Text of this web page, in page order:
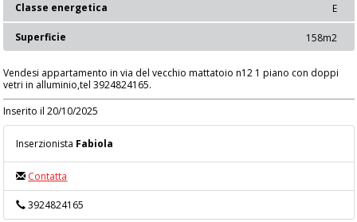
E
Classe energetica
158m2
Superficie
Vendesi appartamento in via del vecchio mattatoio n12 1 piano con doppi
vetri in alluminio,tel 3924824165.
Inserito il 20/10/2025
Inserzionista Fabiola
Contatta
3924824165